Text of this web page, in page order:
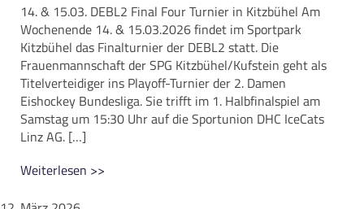
14. & 15.03. DEBL2 Final Four Turnier in Kitzbühel Am
Wochenende 14. & 15.03.2026 findet im Sportpark
Kitzbühel das Finalturnier der DEBL2 statt. Die
Frauenmannschaft der SPG Kitzbühel/Kufstein geht als
Titelverteidiger ins Playoff-Turnier der 2. Damen
Eishockey Bundesliga. Sie trifft im 1. Halbfinalspiel am
Samstag um 15:30 Uhr auf die Sportunion DHC IceCats
Linz AG. […]
Weiterlesen >>